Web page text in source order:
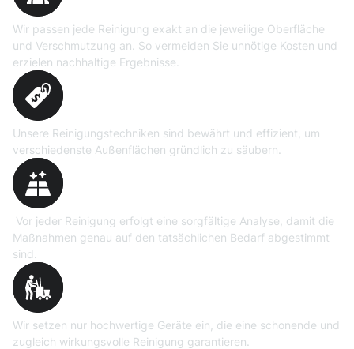
Wir passen jede Reinigung exakt an die jeweilige Oberfläche
und Verschmutzung an. So vermeiden Sie unnötige Kosten und
erzielen nachhaltige Ergebnisse.
Unsere Reinigungstechniken sind bewährt und effizient, um
verschiedenste Außenflächen gründlich zu säubern.
Vor jeder Reinigung erfolgt eine sorgfältige Analyse, damit die
Maßnahmen genau auf den tatsächlichen Bedarf abgestimmt
sind.
Wir setzen nur hochwertige Geräte ein, die eine schonende und
zugleich wirkungsvolle Reinigung garantieren.